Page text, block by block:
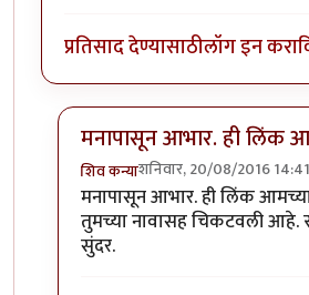
प्रतिसाद देण्यासाठीलॉग इन करा
मनापासून आभार. ही लिंक
शिव कन्याशनिवार, 20/08/2016 14:41
In reply toचंदमामा (संस्कृत)
मनापासून आभार. ही लिंक
तुमच्या नावासह चिकटवली आहे.
सुंदर.